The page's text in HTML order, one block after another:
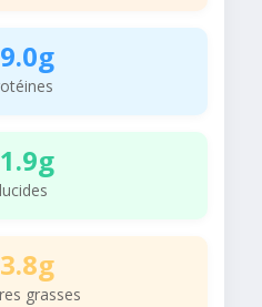
grasses